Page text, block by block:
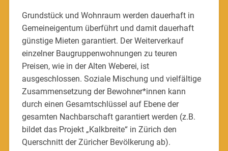
Grundstück und Wohnraum werden dauerhaft in
Gemeineigentum überführt und damit dauerhaft
günstige Mieten garantiert. Der Weiterverkauf
einzelner Baugruppenwohnungen zu teuren
Preisen, wie in der Alten Weberei, ist
ausgeschlossen. Soziale Mischung und vielfältige
Zusammensetzung der Bewohner*innen kann
durch einen Gesamtschlüssel auf Ebene der
gesamten Nachbarschaft garantiert werden (z.B.
bildet das Projekt „Kalkbreite“ in Zürich den
Querschnitt der Züricher Bevölkerung ab).